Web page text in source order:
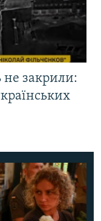
не закрили: